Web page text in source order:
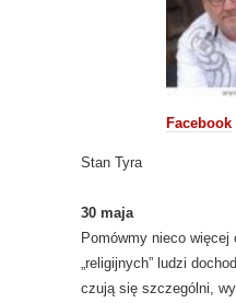
Facebook
Stan Tyra
30 maja
Pomówmy nieco więcej
„religijnych” ludzi
czują się szczególni,